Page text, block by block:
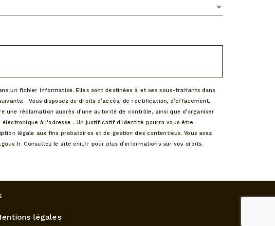
un fichier informatisé. Elles sont destinées à et ses sous-traitants dans
. Vous disposez de droits d’accès, de rectification, d’effacement,
réclamation auprès d’une autorité de contrôle, ainsi que d’organiser
à l'adresse . Un justificatif d'identité pourra vous être
légale aux fins probatoires et de gestion des contentieux. Vous avez
. Consultez le site cnil.fr pour plus d’informations sur vos droits.
légales